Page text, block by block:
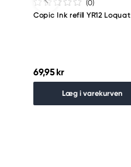
(0)
Copic Ink refill YR12 Loquat
69,95 kr
Læg i varekurven